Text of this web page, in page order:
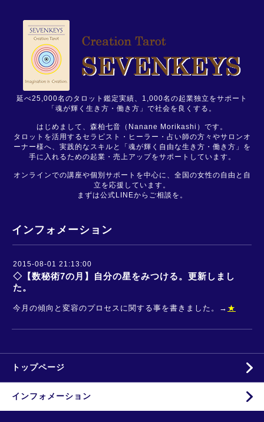
延べ25,000名のタロット鑑定実績、1,000名の起業独立をサポート
「魂が輝く生き方・働き方」で社会を良くする。
はじめまして、森柏七音（Nanane Morikashi）です。
タロットを活用するセラピスト・ヒーラー・占い師の方々やサロンオ
ーナー様へ、実践的なスキルと「魂が輝く自由な生き方・働き方」を
手に入れるための起業・売上アップをサポートしています。
オンラインでの講座や個別サポートを中心に、全国の女性の自由と自
立を応援しています。
まずは公式LINEからご相談を。
インフォメーション
2015-08-01 21:13:00
◇【数秘術7の月】自分の星をみつける。更新しまし
た。
今月の傾向と変容のプロセスに関する事を書きました。→ ★
トップページ
インフォメーション